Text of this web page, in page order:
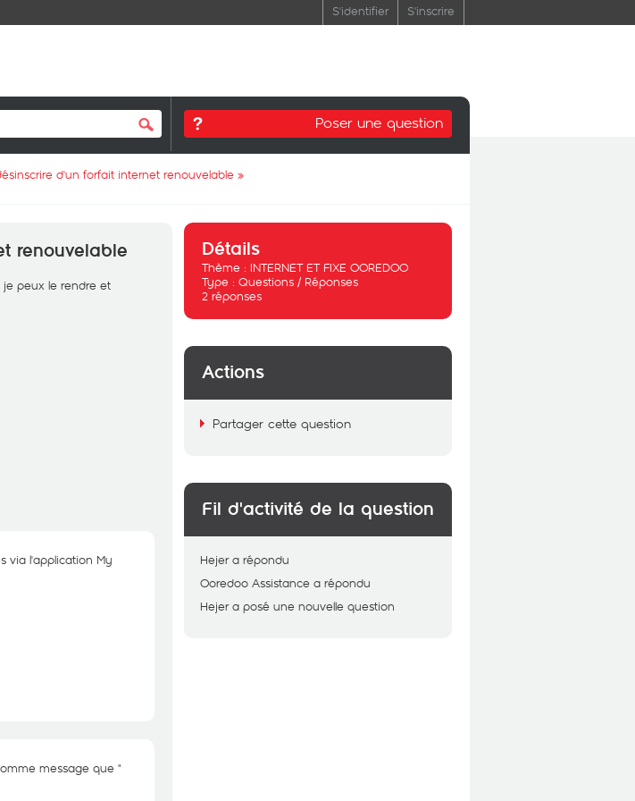
S'identifier S'inscrire
Poser une question
d'un forfait internet renouvelable »
renouvelable
peux le rendre et
via l'application My
message que "
Détails
Thème : INTERNET ET FIXE OOREDOO
Type : Questions / Réponses
2 réponses
Actions
Partager cette question
Fil d'activité de la question
Hejer a répondu
Ooredoo Assistance a répondu
Hejer a posé une nouvelle question